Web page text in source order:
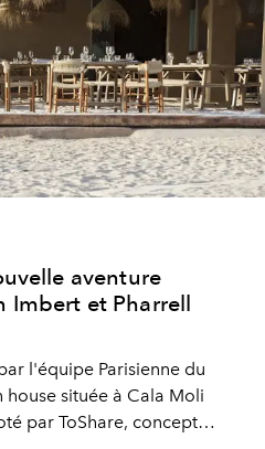
aventure
Imbert et Pharrell
l'équipe Parisienne du
située à Cala Moli
par ToShare, concept